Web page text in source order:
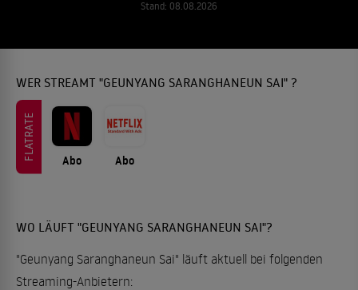
Stand: 08.08.2026
WER STREAMT "GEUNYANG SARANGHANEUN SAI" ?
FLATRATE Abo Abo
WO LÄUFT "GEUNYANG SARANGHANEUN SAI"?
"Geunyang Saranghaneun Sai" läuft aktuell bei folgenden
Streaming-Anbietern: